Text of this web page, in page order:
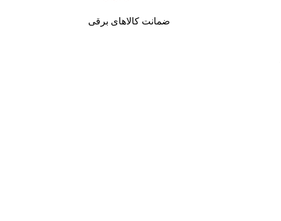
ضمانت کالاهای برقی